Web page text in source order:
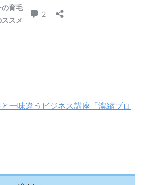
一味違うビジネス講座「濃縮ブロ